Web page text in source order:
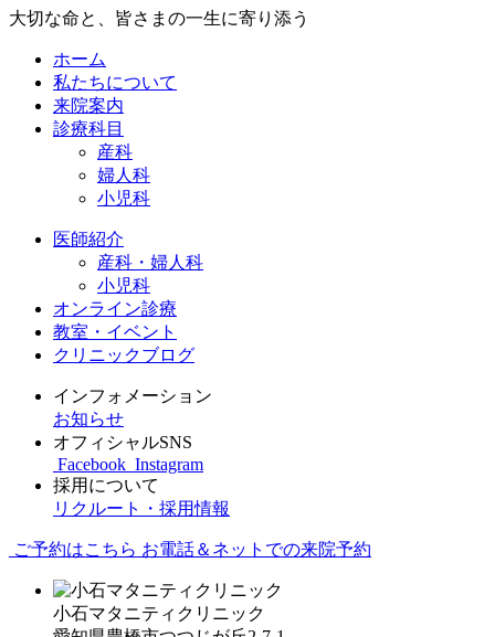
大切な命と、皆さまの一生に寄り添う
ホーム
私たちについて
来院案内
診療科目
産科
婦人科
小児科
医師紹介
産科・婦人科
小児科
オンライン診療
教室・イベント
クリニックブログ
インフォメーション
お知らせ
オフィシャルSNS
Facebook Instagram
採用について
リクルート・採用情報
ご予約はこちら お電話＆ネットでの来院予約
小石マタニティクリニック